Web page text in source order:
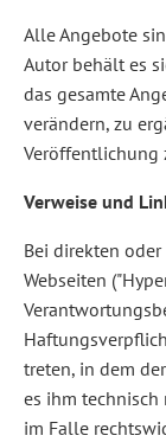
Alle Angebote
Autor behält es
das gesamte
verändern, zu
Veröffentlichung
Verweise und
Bei direkten
Webseiten
treten, in dem
es ihm
im Falle